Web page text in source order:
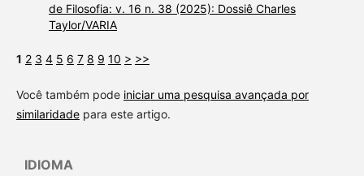
de Filosofia: v. 16 n. 38 (2025): Dossiê Charles
Taylor/VARIA
1 2 3 4 5 6 7 8 9 10 > >>
Você também pode iniciar uma pesquisa avançada por
similaridadepara este artigo.
IDIOMA